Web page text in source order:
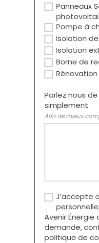
Panneaux
Pompe à
Isolation
Isolation
Borne de
Parlez nous
simplement
Afin de mieux
J’accepte
Avenir
demande,
politique de